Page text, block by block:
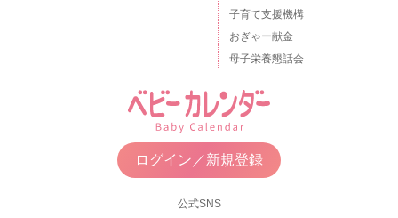
子育て支援機構
おぎゃー献金
母子栄養懇話会
ログイン／新規登録
公式SNS